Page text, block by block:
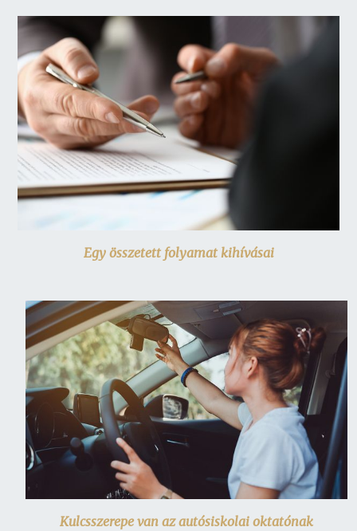
Egy összetett folyamat kihívásai
Kulcsszerepe van az autósiskolai oktatónak